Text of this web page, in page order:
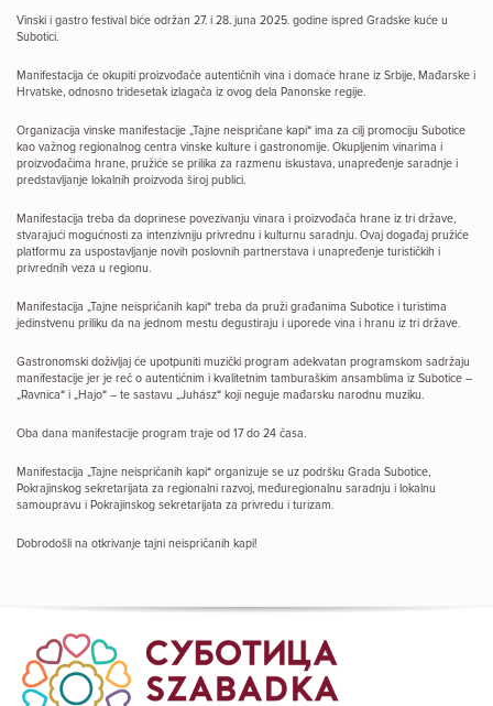
Vinski i gastro festival biće održan 27. i 28. juna 2025. godine ispred Gradske kuće u
Subotici.
Manifestacija će okupiti proizvođače autentičnih vina i domaće hrane iz Srbije, Mađarske i
Hrvatske, odnosno tridesetak izlagača iz ovog dela Panonske regije.
Organizacija vinske manifestacije „Tajne neispričane kapi“ ima za cilj promociju Subotice
kao važnog regionalnog centra vinske kulture i gastronomije. Okupljenim vinarima i
proizvođačima hrane, pružiće se prilika za razmenu iskustava, unapređenje saradnje i
predstavljanje lokalnih proizvoda široj publici.
Manifestacija treba da doprinese povezivanju vinara i proizvođača hrane iz tri države,
stvarajući mogućnosti za intenzivniju privrednu i kulturnu saradnju. Ovaj događaj pružiće
platformu za uspostavljanje novih poslovnih partnerstava i unapređenje turističkih i
privrednih veza u regionu.
Manifestacija „Tajne neispričanih kapi“ treba da pruži građanima Subotice i turistima
jedinstvenu priliku da na jednom mestu degustiraju i uporede vina i hranu iz tri države.
Gastronomski doživljaj će upotpuniti muzički program adekvatan programskom sadržaju
manifestacije jer je reč o autentičnim i kvalitetnim tamburaškim ansamblima iz Subotice –
„Ravnica“ i „Hajo“ – te sastavu „Juhász“ koji neguje mađarsku narodnu muziku.
Oba dana manifestacije program traje od 17 do 24 časa.
Manifestacija „Tajne neispričanih kapi“ organizuje se uz podršku Grada Subotice,
Pokrajinskog sekretarijata za regionalni razvoj, međuregionalnu saradnju i lokalnu
samoupravu i Pokrajinskog sekretarijata za privredu i turizam.
Dobrodošli na otkrivanje tajni neispričanih kapi!